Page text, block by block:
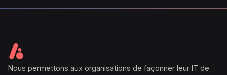
Nous permettons aux organisations de façonner leur IT de